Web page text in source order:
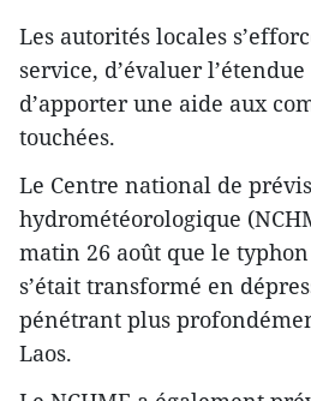
Les autorités locales
service, d’évaluer
d’apporter une aide aux
touchées.
Le Centre national de
hydrométéorologique
matin 26 août que le
s’était transformé en
pénétrant plus
Laos.